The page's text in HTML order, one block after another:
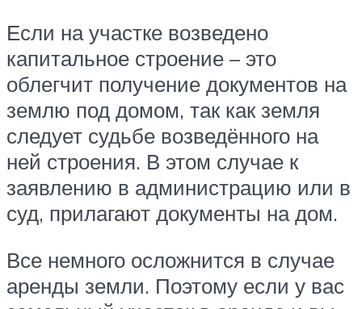
Если на участке возведено
капитальное строение – это
облегчит получение документов на
землю под домом, так как земля
следует судьбе возведённого на
ней строения. В этом случае к
заявлению в администрацию или в
суд, прилагают документы на дом.
Все немного осложнится в случае
аренды земли. Поэтому если у вас